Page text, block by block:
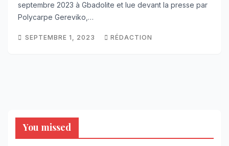
septembre 2023 à Gbadolite et lue devant la presse par
Polycarpe Gereviko,…
SEPTEMBRE 1, 2023 RÉDACTION
You missed